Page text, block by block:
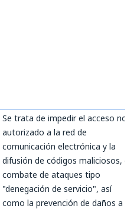
Se trata de impedir el acceso no
autorizado a la red de
comunicación electrónica y la
difusión de códigos maliciosos, el
combate de ataques tipo
"denegación de servicio", así
como la prevención de daños a